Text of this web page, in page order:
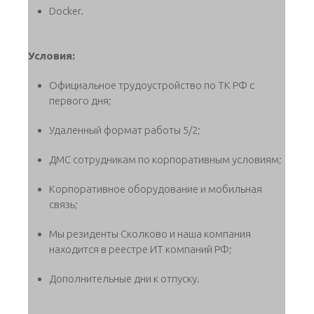
Docker.
Условия:
Официальное трудоустройство по ТК РФ с
первого дня;
Удаленный формат работы 5/2;
ДМС сотрудникам по корпоративным условиям;
Корпоративное оборудование и мобильная
связь;
Мы резиденты Сколково и наша компания
находится в реестре ИТ компаний РФ;
Дополнительные дни к отпуску.